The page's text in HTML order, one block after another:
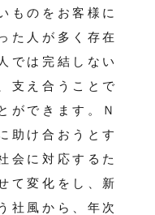
ものをお客様に
た人が多く存在
では完結しない
支え合うことで
ができます。Ｎ
助け合おうとす
会に対応するた
て変化をし、新
社風から、年次